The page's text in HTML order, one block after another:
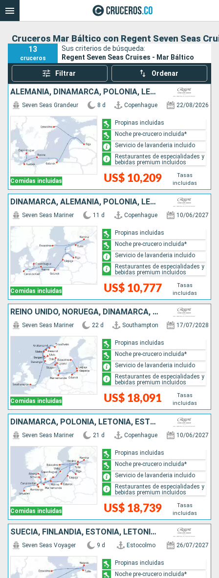
Cruceros Mar Báltico con Regent Seven Seas
13
cruceros
Sus criterios de búsqueda:
Regent Seven Seas Cruises - Mar Báltico
Filtrar Ordenar
ALEMANIA, DINAMARCA, POLONIA, LETONIA, SUECIA
Comidas incluidas
Seven Seas Grandeur 8 d Copenhague 22/08/2026
US$ 10,209
Tasas
incluidas
Propinas incluidas
Noche pre-crucero incluida*
Servicio de lavanderia incluido
Restaurantes de especialidades y
bebidas premium incluidos
DINAMARCA, ALEMANIA, POLONIA, LETONIA, ESTONIA, FINLANDIA, SUECIA
Comidas incluidas
Seven Seas Mariner 11 d Copenhague 10/06/2027
US$ 10,777
Tasas
incluidas
Propinas incluidas
Noche pre-crucero incluida*
Servicio de lavanderia incluido
Restaurantes de especialidades y
bebidas premium incluidos
REINO UNIDO, NORUEGA, DINAMARCA, SUECIA, ALEMANIA, POLONIA, LITUANIA, LETONIA
Comidas incluidas
Seven Seas Mariner 22 d Southampton 17/07/2028
US$ 18,091
Tasas
incluidas
Propinas incluidas
Noche pre-crucero incluida*
Servicio de lavanderia incluido
Restaurantes de especialidades y
bebidas premium incluidos
DINAMARCA, POLONIA, LETONIA, ESTONIA, FINLANDIA, SUECIA, ALEMANIA, PAISES BAJOS
Comidas incluidas
Seven Seas Mariner 21 d Copenhague 10/06/2027
US$ 18,739
Tasas
incluidas
Propinas incluidas
Noche pre-crucero incluida*
Servicio de lavanderia incluido
Restaurantes de especialidades y
bebidas premium incluidos
SUECIA, FINLANDIA, ESTONIA, LETONIA, POLONIA, ALEMANIA, DINAMARCA
Seven Seas Voyager 9 d Estocolmo 26/07/2027
Propinas incluidas
Noche pre-crucero incluida*